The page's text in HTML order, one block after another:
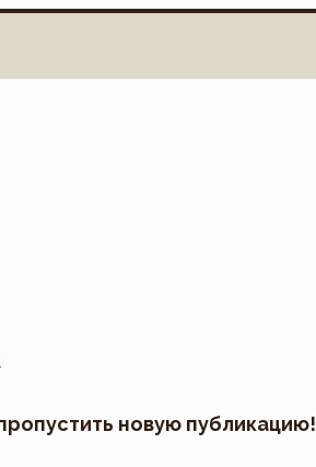
новую публикацию!